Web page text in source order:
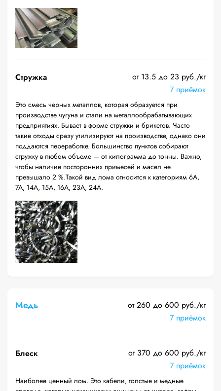
Стружка
от 13.5 до 23 руб./кг
7 приёмок
Это смесь черных металлов, которая образуется при
производстве чугуна и стали на металлообрабатывающих
предприятиях. Бывает в форме стружки и брикетов. Часто
такие отходы сразу утилизируют на производстве, однако они
поддаются переработке. Большинство пунктов собирают
стружку в любом объеме — от килограмма до тонны. Важно,
чтобы наличие посторонних примесей и масел не
превышало 2 %.Такой вид лома относится к категориям 6А,
7А, 14А, 15А, 16А, 23А, 24А.
Медь
от 260 до 600 руб./кг
7 приёмок
Блеск
от 370 до 600 руб./кг
7 приёмок
Наиболее ценный лом. Это кабели, толстые и медные